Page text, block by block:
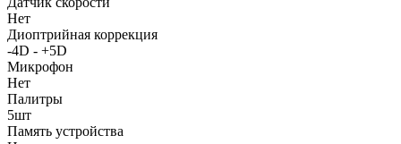
Нет
Диоптрийная коррекция
-4D - +5D
Микрофон
Нет
Палитры
5шт
Память устройства